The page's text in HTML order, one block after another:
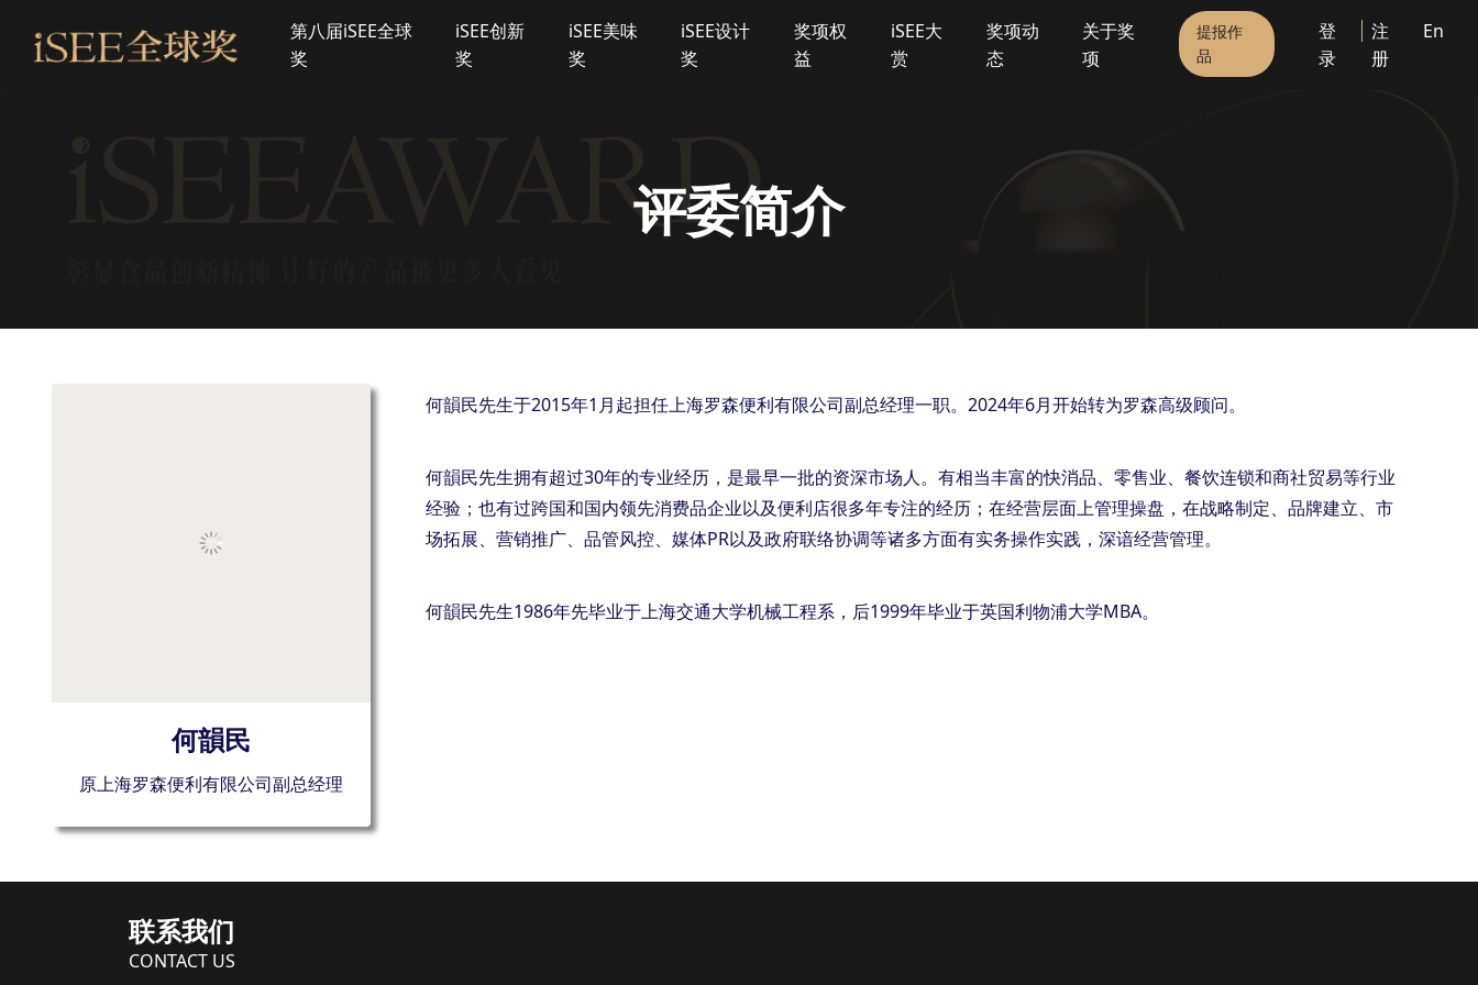
第八届iSEE全球
奖
iSEE创新
奖
iSEE美味
奖
iSEE设计
奖
奖项权
益
iSEE大
赏
奖项动
态
关于奖
项
提报作
品
登
录
注
册
En
评委简介
何韻民
原上海罗森便利有限公司副总经理
何韻民先生于2015年1月起担任上海罗森便利有限公司副总经理一职。2024年6月开始转为罗森高级顾问。
何韻民先生拥有超过30年的专业经历，是最早一批的资深市场人。有相当丰富的快消品、零售业、餐饮连锁和商社贸易等行业
经验；也有过跨国和国内领先消费品企业以及便利店很多年专注的经历；在经营层面上管理操盘，在战略制定、品牌建立、市
场拓展、营销推广、品管风控、媒体PR以及政府联络协调等诸多方面有实务操作实践，深谙经营管理。
何韻民先生1986年先毕业于上海交通大学机械工程系，后1999年毕业于英国利物浦大学MBA。
联系我们
CONTACT US